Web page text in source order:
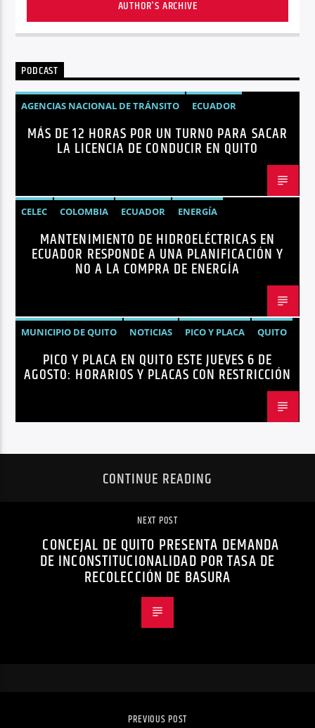
AUTHOR'S ARCHIVE
PODCAST
AGENCIAS NACIONAL DE TRÁNSITO
ECUADOR
LICENCIAS
NOTICIAS
MÁS DE 12 HORAS POR UN TURNO PARA SACAR
LA LICENCIA DE CONDUCIR EN QUITO
CELEC COLOMBIA ECUADOR
ENERGÍA
HIDROELÉCTRICAS
NOTICIAS
MANTENIMIENTO DE HIDROELÉCTRICAS EN
ECUADOR RESPONDE A UNA PLANIFICACIÓN Y
NO A LA COMPRA DE ENERGÍA
MUNICIPIO DE QUITO NOTICIAS PICO Y PLACA QUITO
PICO Y PLACA EN QUITO ESTE JUEVES 6 DE
AGOSTO: HORARIOS Y PLACAS CON RESTRICCIÓN
CONTINUE READING
NEXT POST
CONCEJAL DE QUITO PRESENTA DEMANDA
DE INCONSTITUCIONALIDAD POR TASA DE
RECOLECCIÓN DE BASURA
PREVIOUS POST